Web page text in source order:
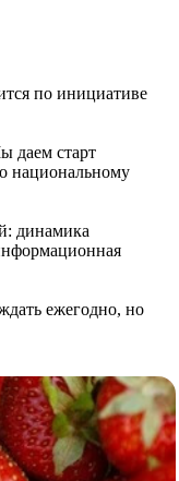
по инициативе
даем старт
национальному
динамика
ежегодно, но